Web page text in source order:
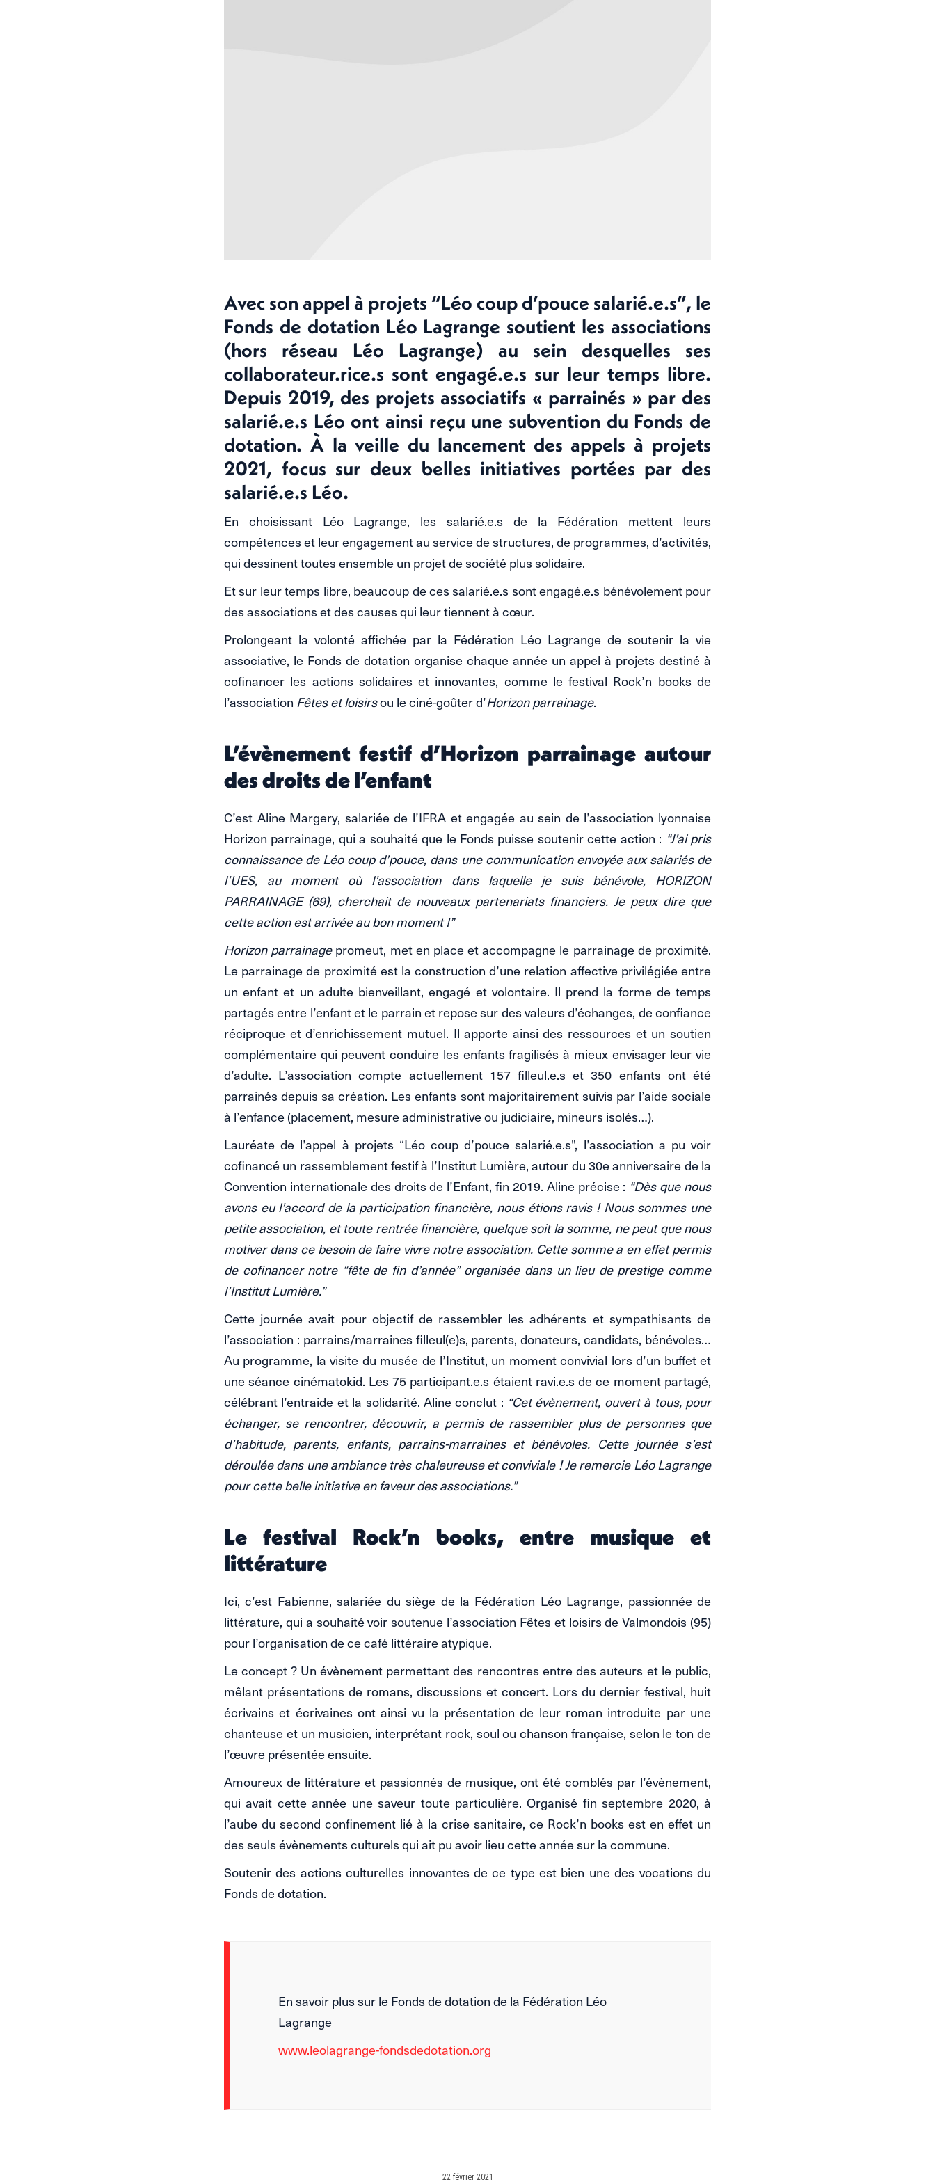
Avec son appel à projets “Léo coup d’pouce salarié.e.s”, le
Fonds de dotation Léo Lagrange soutient les associations
(hors réseau Léo Lagrange) au sein desquelles ses
collaborateur.rice.s sont engagé.e.s sur leur temps libre.
Depuis 2019, des projets associatifs « parrainés » par des
salarié.e.s Léo ont ainsi reçu une subvention du Fonds de
dotation. À la veille du lancement des appels à projets
2021, focus sur deux belles initiatives portées par des
salarié.e.s Léo.
En choisissant Léo Lagrange, les salarié.e.s de la Fédération mettent leurs
compétences et leur engagement au service de structures, de programmes, d’activités,
qui dessinent toutes ensemble un projet de société plus solidaire.
Et sur leur temps libre, beaucoup de ces salarié.e.s sont engagé.e.s bénévolement pour
des associations et des causes qui leur tiennent à cœur.
Prolongeant la volonté affichée par la Fédération Léo Lagrange de soutenir la vie
associative, le Fonds de dotation organise chaque année un appel à projets destiné à
cofinancer les actions solidaires et innovantes, comme le festival Rock’n books de
l’association Fêtes et loisirsou le ciné-goûter d’Horizon parrainage.
L’évènement festif d’Horizon parrainage autour
des droits de l’enfant
C’est Aline Margery, salariée de l’IFRA et engagée au sein de l’association lyonnaise
Horizon parrainage, qui a souhaité que le Fonds puisse soutenir cette action : “J’ai pris
connaissance de Léo coup d’pouce, dans une communication envoyée aux salariés de
l’UES, au moment où l’association dans laquelle je suis bénévole, HORIZON
PARRAINAGE (69), cherchait de nouveaux partenariats financiers. Je peux dire que
cette action est arrivée au bon moment !”
Horizon parrainagepromeut, met en place et accompagne le parrainage de proximité.
Le parrainage de proximité est la construction d’une relation affective privilégiée entre
un enfant et un adulte bienveillant, engagé et volontaire. Il prend la forme de temps
partagés entre l’enfant et le parrain et repose sur des valeurs d’échanges, de confiance
réciproque et d’enrichissement mutuel. Il apporte ainsi des ressources et un soutien
complémentaire qui peuvent conduire les enfants fragilisés à mieux envisager leur vie
d’adulte. L’association compte actuellement 157 filleul.e.s et 350 enfants ont été
parrainés depuis sa création. Les enfants sont majoritairement suivis par l’aide sociale
à l’enfance (placement, mesure administrative ou judiciaire, mineurs isolés…).
Lauréate de l’appel à projets “Léo coup d’pouce salarié.e.s”, l’association a pu voir
cofinancé un rassemblement festif à l’Institut Lumière, autour du 30e anniversaire de la
Convention internationale des droits de l’Enfant, fin 2019. Aline précise : “Dès que nous
avons eu l’accord de la participation financière, nous étions ravis ! Nous sommes une
petite association, et toute rentrée financière, quelque soit la somme, ne peut que nous
motiver dans ce besoin de faire vivre notre association. Cette somme a en effet permis
de cofinancer notre “fête de fin d’année” organisée dans un lieu de prestige comme
l’Institut Lumière.”
Cette journée avait pour objectif de rassembler les adhérents et sympathisants de
l’association : parrains/marraines filleul(e)s, parents, donateurs, candidats, bénévoles…
Au programme, la visite du musée de l’Institut, un moment convivial lors d’un buffet et
une séance cinématokid. Les 75 participant.e.s étaient ravi.e.s de ce moment partagé,
célébrant l’entraide et la solidarité. Aline conclut : “Cet évènement, ouvert à tous, pour
échanger, se rencontrer, découvrir, a permis de rassembler plus de personnes que
d’habitude, parents, enfants, parrains-marraines et bénévoles. Cette journée s’est
déroulée dans une ambiance très chaleureuse et conviviale ! Je remercie Léo Lagrange
pour cette belle initiative en faveur des associations.”
Le festival Rock’n books, entre musique et
littérature
Ici, c’est Fabienne, salariée du siège de la Fédération Léo Lagrange, passionnée de
littérature, qui a souhaité voir soutenue l’association Fêtes et loisirs de Valmondois (95)
pour l’organisation de ce café littéraire atypique.
Le concept ? Un évènement permettant des rencontres entre des auteurs et le public,
mêlant présentations de romans, discussions et concert. Lors du dernier festival, huit
écrivains et écrivaines ont ainsi vu la présentation de leur roman introduite par une
chanteuse et un musicien, interprétant rock, soul ou chanson française, selon le ton de
l’œuvre présentée ensuite.
Amoureux de littérature et passionnés de musique, ont été comblés par l’évènement,
qui avait cette année une saveur toute particulière. Organisé fin septembre 2020, à
l’aube du second confinement lié à la crise sanitaire, ce Rock’n books est en effet un
des seuls évènements culturels qui ait pu avoir lieu cette année sur la commune.
Soutenir des actions culturelles innovantes de ce type est bien une des vocations du
Fonds de dotation.
En savoir plus sur le Fonds de dotation de la Fédération Léo
Lagrange
www.leolagrange-fondsdedotation.org
22 février 2021